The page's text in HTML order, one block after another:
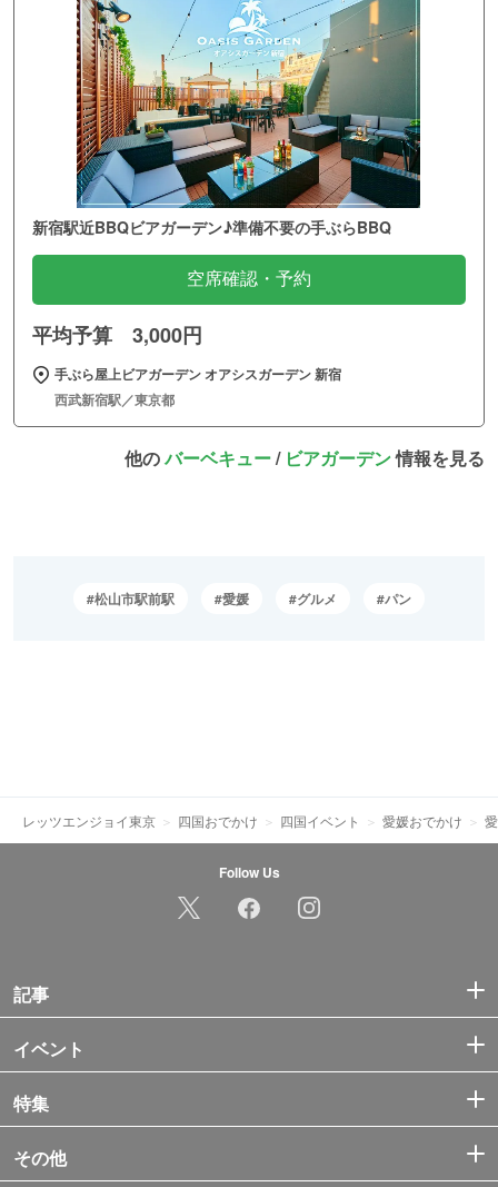
新宿駅近BBQビアガーデン♪準備不要の手ぶらBBQ
空席確認・予約
平均予算 3,000円
手ぶら屋上ビアガーデン オアシスガーデン 新宿
西武新宿駅／東京都
他のバーベキュー/ ビアガーデン情報を見る
松山市駅前駅 愛媛 グルメ パン
レッツエンジョイ東京 四国おでかけ 四国イベント 愛媛おでかけ
Follow Us
記事
イベント
特集
その他